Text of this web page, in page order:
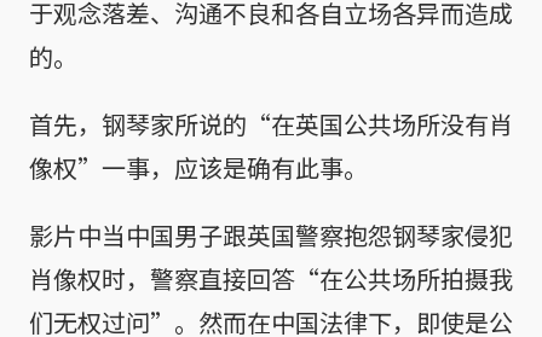
于观念落差、沟通不良和各自立场各异而造成
的。
首先，钢琴家所说的“在英国公共场所没有肖
像权”一事，应该是确有此事。
影片中当中国男子跟英国警察抱怨钢琴家侵犯
肖像权时，警察直接回答“在公共场所拍摄我
们无权过问”。然而在中国法律下，即使是公